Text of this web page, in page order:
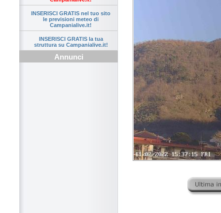
INSERISCI GRATIS nel tuo sito
le previsioni meteo di
Campanialive.it!
INSERISCI GRATIS la tua
struttura su Campanialive.it!
Annunci